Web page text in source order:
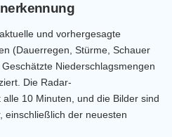
und vorhergesagte
(Dauerregen, Stürme, Schauer
Niederschlagsmengen
Die Radar-
10 Minuten, und die Bilder sind
einschließlich der neuesten